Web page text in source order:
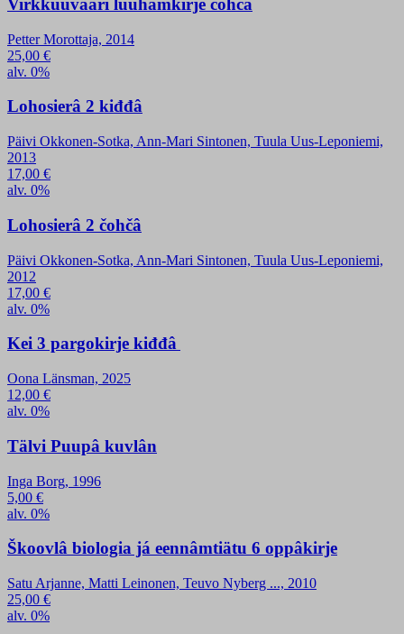
Virkkuuvääri luuhamkirje čohčâ
Petter Morottaja, 2014
25,00 €
alv. 0%
Lohosierâ 2 kiđđâ
Päivi Okkonen-Sotka, Ann-Mari Sintonen, Tuula Uus-Leponiemi,
2013
17,00 €
alv. 0%
Lohosierâ 2 čohčâ
Päivi Okkonen-Sotka, Ann-Mari Sintonen, Tuula Uus-Leponiemi,
2012
17,00 €
alv. 0%
Kei 3 pargokirje kiđđâ
Oona Länsman, 2025
12,00 €
alv. 0%
Tälvi Puupâ kuvlân
Inga Borg, 1996
5,00 €
alv. 0%
Škoovlâ biologia já eennâmtiätu 6 oppâkirje
Satu Arjanne, Matti Leinonen, Teuvo Nyberg ..., 2010
25,00 €
alv. 0%